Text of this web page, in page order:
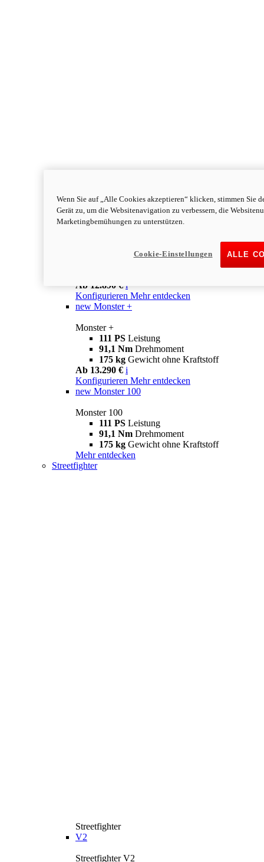
Monster
newMonster
Leistung
Ab 12.890 € i
Konfigurieren Mehr entdecken
new Monster +
Monster +
111 PS Leistung
91,1 Nm Drehmoment
175 kg Gewicht ohne Kraftstoff
Ab 13.290 € i
Konfigurieren Mehr entdecken
new Monster 100
Monster 100
111 PS Leistung
91,1 Nm Drehmoment
175 kg Gewicht ohne Kraftstoff
Mehr entdecken
Streetfighter
Streetfighter
V2
Streetfighter V2
Wenn Sie auf „Alle Cookies akzeptieren“ klicken, stimmen Sie
Gerät zu, um die Websitenavigation zu verbessern, die
Marketingbemühungen zu unterstützen.
ALLE
Cookie-Einstellungen